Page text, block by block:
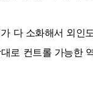
다 소화해서 외인
로 컨트롤 가능한